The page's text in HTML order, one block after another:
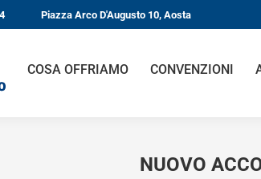
Piazza Arco D'Augusto 10, Aosta
COSA OFFRIAMO CONVENZIONI
NUOVO